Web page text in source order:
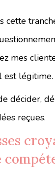
cette
mes
est légitime.
décider,
reçues.